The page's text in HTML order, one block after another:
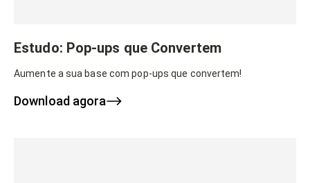
Estudo: Pop-ups que Convertem
Aumente a sua base com pop-ups que convertem!
Download agora